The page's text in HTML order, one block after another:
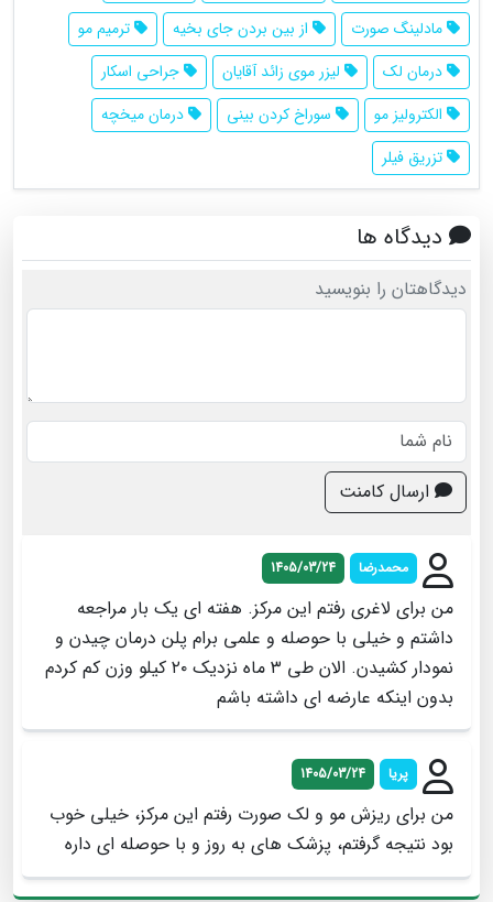
مادلینگ صورت از بین بردن جای بخیه
ترمیم مو
درمان لک
لیزر موی زائد آقایان
جراحی اسکار
الکترولیز مو
سوراخ کردن بینی
درمان میخچه
تزریق فیلر
دیدگاه ها
دیدگاهتان را بنویسید
ارسال کامنت
محمدرضا 1405/03/24
من برای لاغری رفتم این مرکز. هفته ای یک بار مراجعه
داشتم و خیلی با حوصله و علمی برام پلن درمان چیدن و
نمودار کشیدن. الان طی ٣ ماه نزدیک ٢٠ کیلو وزن کم کردم
بدون اینکه عارضه ای داشته باشم
پریا 1405/03/24
من برای ریزش مو و لک صورت رفتم این مرکز، خیلی خوب
بود نتیجه گرفتم، پزشک های به روز و با حوصله ای داره